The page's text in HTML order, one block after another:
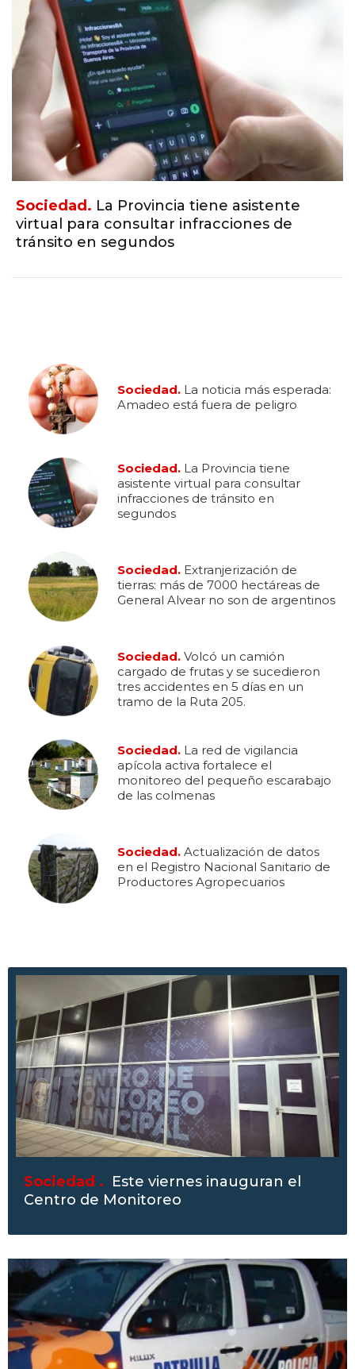
Sociedad. La Provincia tiene asistente
virtual para consultar infracciones de
tránsito en segundos
Sociedad. La noticia más esperada:
Amadeo está fuera de peligro
Sociedad. La Provincia tiene
asistente virtual para consultar
infracciones de tránsito en
segundos
Sociedad. Extranjerización de
tierras: más de 7000 hectáreas de
General Alvear no son de argentinos
Sociedad. Volcó un camión
cargado de frutas y se sucedieron
tres accidentes en 5 días en un
tramo de la Ruta 205.
Sociedad. La red de vigilancia
apícola activa fortalece el
monitoreo del pequeño escarabajo
de las colmenas
Sociedad. Actualización de datos
en el Registro Nacional Sanitario de
Productores Agropecuarios
Sociedad . Este viernes inauguran el
Centro de Monitoreo